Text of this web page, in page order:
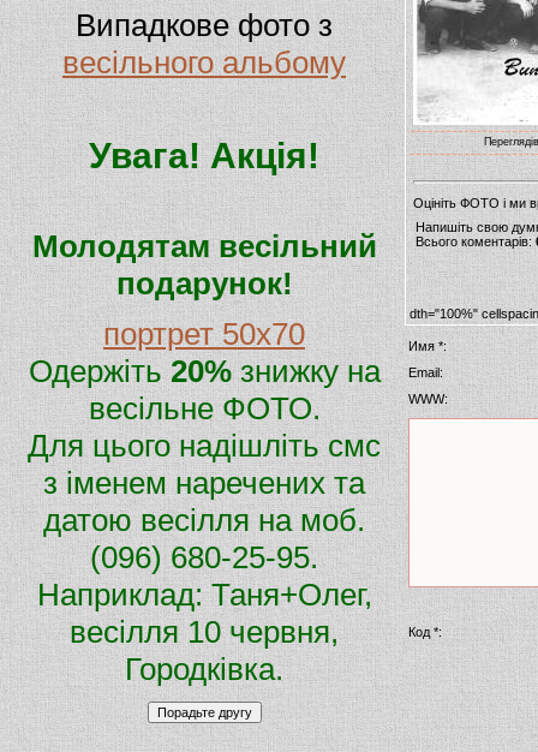
Випадкове фото з
весільного альбому
Увага! Акція!
Молодятам весільний
подарунок!
портрет 50х70
Одержіть20%знижку на
весільне ФОТО.
Для цього надішліть смс
з іменем наречених та
датою весілля на моб.
(096) 680-25-95.
Наприклад: Таня+Олег,
весілля 10 червня,
Городківка.
Оцініть ФОТО і ми
Напишіть свою
Всього коментарів:
dth="100%"
Имя *:
Email:
WWW:
Код *: